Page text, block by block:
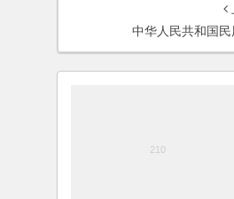
中华人民共和国民